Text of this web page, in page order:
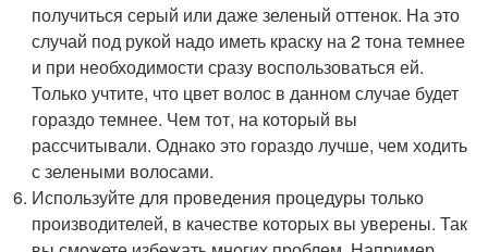
получиться серый или даже зеленый оттенок. На это
случай под рукой надо иметь краску на 2 тона темнее
и при необходимости сразу воспользоваться ей.
Только учтите, что цвет волос в данном случае будет
гораздо темнее. Чем тот, на который вы
рассчитывали. Однако это гораздо лучше, чем ходить
с зелеными волосами.
Используйте для проведения процедуры только
производителей, в качестве которых вы уверены. Так